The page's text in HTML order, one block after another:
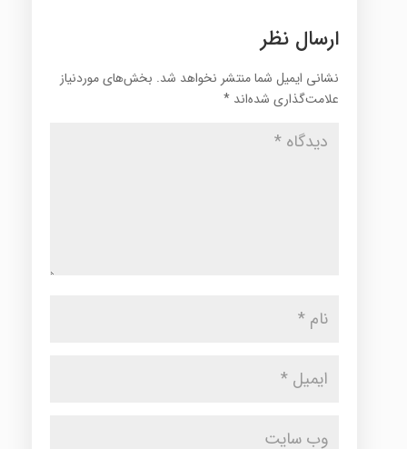
ارسال نظر
نشانی ایمیل شما منتشر نخواهد شد. بخش‌های موردنیاز
علامت‌گذاری شده‌اند *